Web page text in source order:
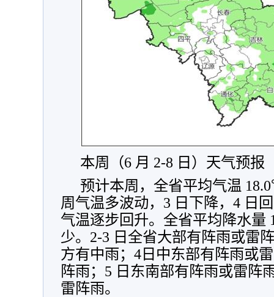
本周（6 月 2-8 日）天气预报
预计本周，全省平均气温
周气温多波动，3 日下降，4 日
气温逐步回升。全省平均降水量
少。2-3 日全省大部有阵雨或雷
方有中雨；4日中东部有阵雨或
阵雨；5 日东南部有阵雨或雷阵
雷阵雨。